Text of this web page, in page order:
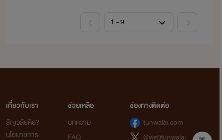
เกี่ยวกับเรา
ธัญวลัยคือ?
นโยบายการ
ช่วยเหลือ
บทความ
FAQ
ช่องทางติดต่อ
tunwalai.com
@webtunwalai